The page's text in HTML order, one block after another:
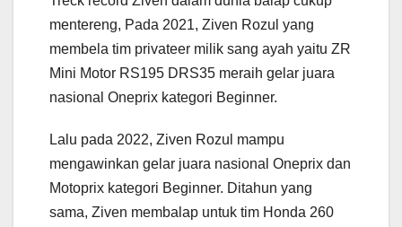
mentereng, Pada 2021, Ziven Rozul yang
membela tim privateer milik sang ayah yaitu ZR
Mini Motor RS195 DRS35 meraih gelar juara
nasional Oneprix kategori Beginner.
Lalu pada 2022, Ziven Rozul mampu
mengawinkan gelar juara nasional Oneprix dan
Motoprix kategori Beginner. Ditahun yang
sama, Ziven membalap untuk tim Honda 260